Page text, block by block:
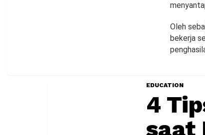
Oleh
bekerja
EDUCATION
4
saat